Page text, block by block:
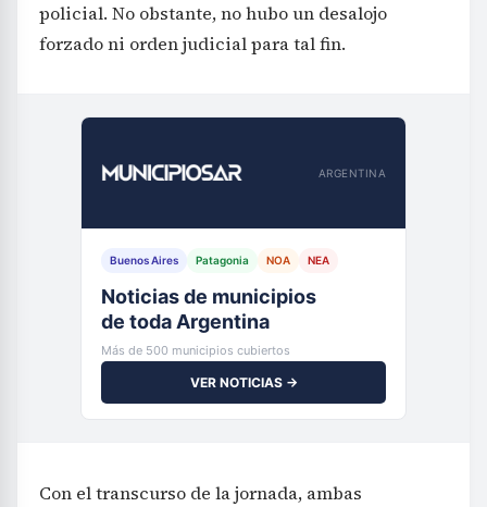
policial. No obstante, no hubo un desalojo
forzado ni orden judicial para tal fin.
ARGENTINA
Buenos Aires Patagonia NOA NEA
Noticias de municipios
de toda Argentina
Más de 500 municipios cubiertos
VER NOTICIAS →
Con el transcurso de la jornada, ambas